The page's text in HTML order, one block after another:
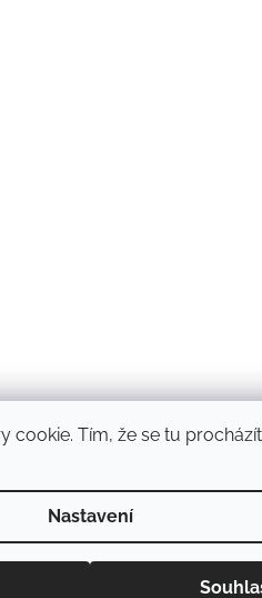
cookie. Tím, že se tu
Nastavení